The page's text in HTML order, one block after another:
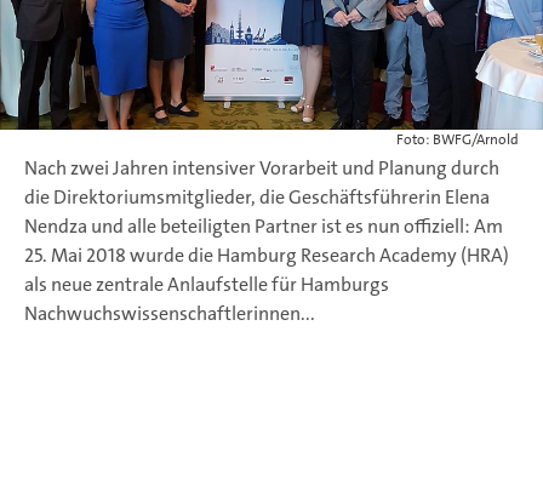
Foto: BWFG/Arnold
Nach zwei Jahren intensiver Vorarbeit und Planung durch
die Direktoriumsmitglieder, die Geschäftsführerin Elena
Nendza und alle beteiligten Partner ist es nun offiziell: Am
25. Mai 2018 wurde die Hamburg Research Academy (HRA)
als neue zentrale Anlaufstelle für Hamburgs
Nachwuchswissenschaftlerinnen...